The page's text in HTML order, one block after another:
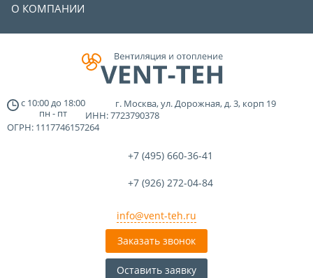
О КОМПАНИИ
с 10:00до 18:00
пн - пт
г. Москва, ул. Дорожная, д. 3, корп 19
ИНН: 7723790378
ОГРН: 1117746157264
+7 (495) 660-36-41
+7 (926) 272-04-84
info@vent-teh.ru
Заказать звонок
Оставить заявку